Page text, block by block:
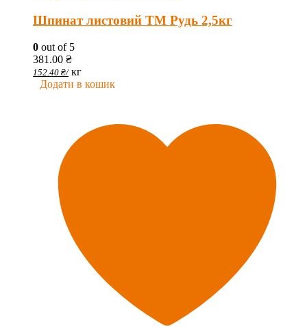
Шпинат листовий ТМ Рудь 2,5кг
0 out of 5
381.00 ₴
152.40 ₴/ кг
Додати в кошик